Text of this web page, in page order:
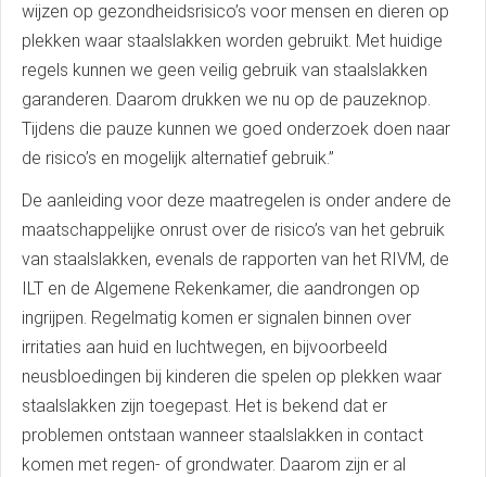
wijzen op gezondheidsrisico’s voor mensen en dieren op
plekken waar staalslakken worden gebruikt. Met huidige
regels kunnen we geen veilig gebruik van staalslakken
garanderen. Daarom drukken we nu op de pauzeknop.
Tijdens die pauze kunnen we goed onderzoek doen naar
de risico’s en mogelijk alternatief gebruik.”
De aanleiding voor deze maatregelen is onder andere de
maatschappelijke onrust over de risico’s van het gebruik
van staalslakken, evenals de rapporten van het RIVM, de
ILT en de Algemene Rekenkamer, die aandrongen op
ingrijpen. Regelmatig komen er signalen binnen over
irritaties aan huid en luchtwegen, en bijvoorbeeld
neusbloedingen bij kinderen die spelen op plekken waar
staalslakken zijn toegepast. Het is bekend dat er
problemen ontstaan wanneer staalslakken in contact
komen met regen- of grondwater. Daarom zijn er al